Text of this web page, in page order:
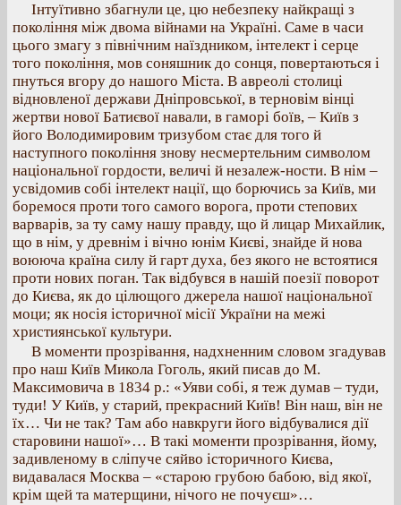
Інтуїтивно збагнули це, цю небезпеку найкращі з
покоління між двома війнами на Україні. Саме в часи
цього змагу з північним наїздником, інтелект і серце
того покоління, мов соняшник до сонця, повертаються і
пнуться вгору до нашого Міста. В авреолі столиці
відновленої держави Дніпровської, в терновім вінці
жертви нової Батиєвої навали, в гаморі боїв, – Київ з
його Володимировим тризубом стає для того й
наступного покоління знову несмертельним символом
національної гордости, величі й незалеж-ности. В нім –
усвідомив собі інтелект нації, що борючись за Київ, ми
боремося проти того самого ворога, проти степових
варварів, за ту саму нашу правду, що й лицар Михайлик,
що в нім, у древнім і вічно юнім Києві, знайде й нова
воююча країна силу й гарт духа, без якого не встоятися
проти нових поган. Так відбувся в нашій поезії поворот
до Києва, як до цілющого джерела нашої національної
моци; як носія історичної місії України на межі
християнської культури.
В моменти прозрівання, надхненним словом згадував
про наш Київ Микола Гоголь, який писав до М.
Максимовича в 1834 р.: «Уяви собі, я теж думав – туди,
туди! У Київ, у старий, прекрасний Київ! Він наш, він не
їх… Чи не так? Там або навкруги його відбувалися дії
старовини нашої»… В такі моменти прозрівання, йому,
задивленому в сліпуче сяйво історичного Києва,
видавалася Москва – «старою грубою бабою, від якої,
крім щей та матерщини, нічого не почуєш»…